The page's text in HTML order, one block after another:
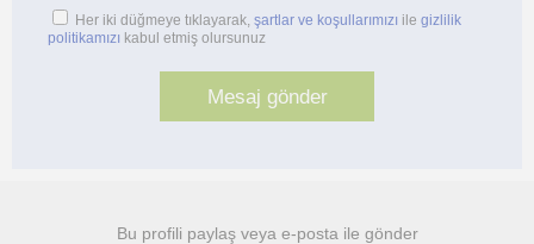
Her iki düğmeye tıklayarak, şartlar ve koşullarımızı ile gizlilik
politikamızı kabul etmiş olursunuz
Bu profili paylaş veya e-posta ile gönder